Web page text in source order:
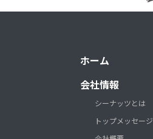
ホーム
会社情報
シーナッツとは
トップメッセージ